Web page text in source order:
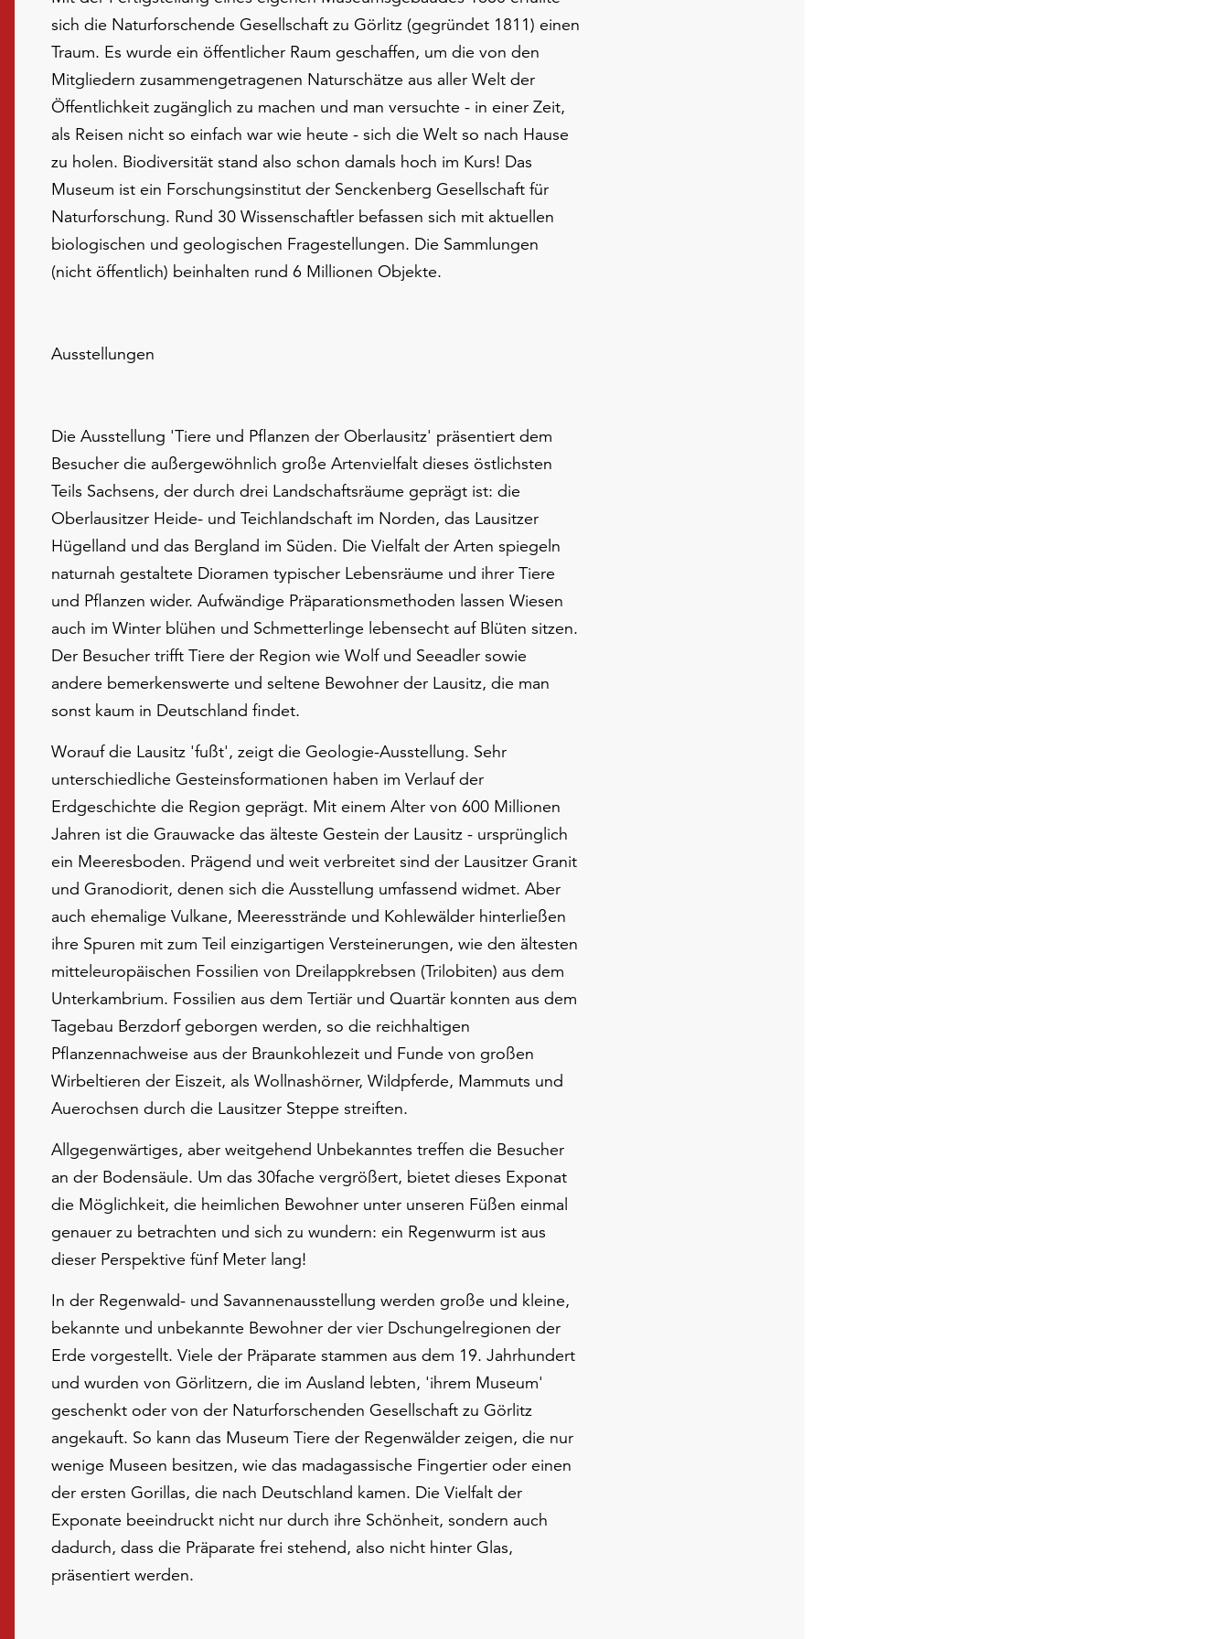
sich die Naturforschende Gesellschaft zu Görlitz (gegründet 1811) einen
Traum. Es wurde ein öffentlicher Raum geschaffen, um die von den
Mitgliedern zusammengetragenen Naturschätze aus aller Welt der
Öffentlichkeit zugänglich zu machen und man versuchte - in einer Zeit,
als Reisen nicht so einfach war wie heute - sich die Welt so nach Hause
zu holen. Biodiversität stand also schon damals hoch im Kurs! Das
Museum ist ein Forschungsinstitut der Senckenberg Gesellschaft für
Naturforschung. Rund 30 Wissenschaftler befassen sich mit aktuellen
biologischen und geologischen Fragestellungen. Die Sammlungen
(nicht öffentlich) beinhalten rund 6 Millionen Objekte.
Ausstellungen
Die Ausstellung 'Tiere und Pflanzen der Oberlausitz' präsentiert dem
Besucher die außergewöhnlich große Artenvielfalt dieses östlichsten
Teils Sachsens, der durch drei Landschaftsräume geprägt ist: die
Oberlausitzer Heide- und Teichlandschaft im Norden, das Lausitzer
Hügelland und das Bergland im Süden. Die Vielfalt der Arten spiegeln
naturnah gestaltete Dioramen typischer Lebensräume und ihrer Tiere
und Pflanzen wider. Aufwändige Präparationsmethoden lassen Wiesen
auch im Winter blühen und Schmetterlinge lebensecht auf Blüten sitzen.
Der Besucher trifft Tiere der Region wie Wolf und Seeadler sowie
andere bemerkenswerte und seltene Bewohner der Lausitz, die man
sonst kaum in Deutschland findet.
Worauf die Lausitz 'fußt', zeigt die Geologie-Ausstellung. Sehr
unterschiedliche Gesteinsformationen haben im Verlauf der
Erdgeschichte die Region geprägt. Mit einem Alter von 600 Millionen
Jahren ist die Grauwacke das älteste Gestein der Lausitz - ursprünglich
ein Meeresboden. Prägend und weit verbreitet sind der Lausitzer Granit
und Granodiorit, denen sich die Ausstellung umfassend widmet. Aber
auch ehemalige Vulkane, Meeresstrände und Kohlewälder hinterließen
ihre Spuren mit zum Teil einzigartigen Versteinerungen, wie den ältesten
mitteleuropäischen Fossilien von Dreilappkrebsen (Trilobiten) aus dem
Unterkambrium. Fossilien aus dem Tertiär und Quartär konnten aus dem
Tagebau Berzdorf geborgen werden, so die reichhaltigen
Pflanzennachweise aus der Braunkohlezeit und Funde von großen
Wirbeltieren der Eiszeit, als Wollnashörner, Wildpferde, Mammuts und
Auerochsen durch die Lausitzer Steppe streiften.
Allgegenwärtiges, aber weitgehend Unbekanntes treffen die Besucher
an der Bodensäule. Um das 30fache vergrößert, bietet dieses Exponat
die Möglichkeit, die heimlichen Bewohner unter unseren Füßen einmal
genauer zu betrachten und sich zu wundern: ein Regenwurm ist aus
dieser Perspektive fünf Meter lang!
In der Regenwald- und Savannenausstellung werden große und kleine,
bekannte und unbekannte Bewohner der vier Dschungelregionen der
Erde vorgestellt. Viele der Präparate stammen aus dem 19. Jahrhundert
und wurden von Görlitzern, die im Ausland lebten, 'ihrem Museum'
geschenkt oder von der Naturforschenden Gesellschaft zu Görlitz
angekauft. So kann das Museum Tiere der Regenwälder zeigen, die nur
wenige Museen besitzen, wie das madagassische Fingertier oder einen
der ersten Gorillas, die nach Deutschland kamen. Die Vielfalt der
Exponate beeindruckt nicht nur durch ihre Schönheit, sondern auch
dadurch, dass die Präparate frei stehend, also nicht hinter Glas,
präsentiert werden.